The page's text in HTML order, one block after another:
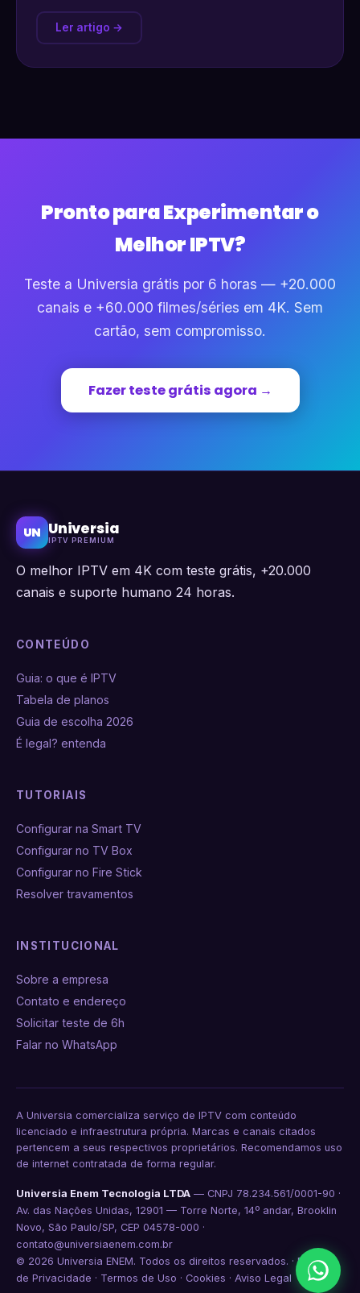
Ler artigo →
Pronto para Experimentar o
Melhor IPTV?
Teste a Universia grátis por 6 horas — +20.000
canais e +60.000 filmes/séries em 4K. Sem
cartão, sem compromisso.
Fazer teste grátis agora →
UN Universia
IPTV PREMIUM
O melhor IPTV em 4K com teste grátis, +20.000
canais e suporte humano 24 horas.
CONTEÚDO
Guia: o que é IPTV
Tabela de planos
Guia de escolha 2026
É legal? entenda
TUTORIAIS
Configurar na Smart TV
Configurar no TV Box
Configurar no Fire Stick
Resolver travamentos
INSTITUCIONAL
Sobre a empresa
Contato e endereço
Solicitar teste de 6h
Falar no WhatsApp
A Universia comercializa serviço de IPTV com conteúdo
licenciado e infraestrutura própria. Marcas e canais citados
pertencem a seus respectivos proprietários. Recomendamos uso
de internet contratada de forma regular.
Universia Enem Tecnologia LTDA — CNPJ 78.234.561/0001-90 ·
Av. das Nações Unidas, 12901 — Torre Norte, 14º andar, Brooklin
Novo, São Paulo/SP, CEP 04578-000 ·
contato@universiaenem.com.br
© 2026 Universia ENEM. Todos os direitos reservados. ·Política
de Privacidade · Termos de Uso · Cookies · Aviso Legal